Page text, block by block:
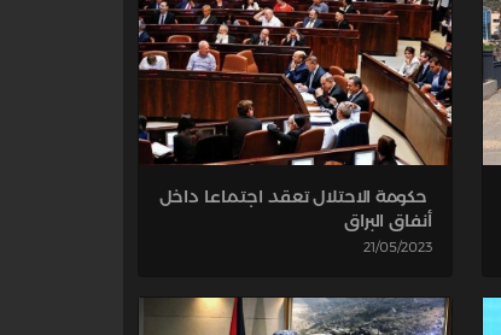
حكومة الاحتلال تعقد اجتماعا داخل
أنفاق البراق
21/05/2023